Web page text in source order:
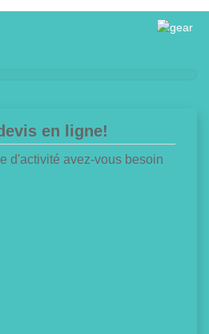
en ligne!
d'activité avez-vous besoin